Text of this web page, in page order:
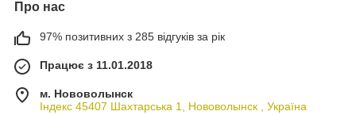
Про нас
97% позитивних з 285 відгуків за рік
Працює з 11.01.2018
м. Нововолынск
Індекс 45407 Шахтарська 1, Нововолынск , Україна